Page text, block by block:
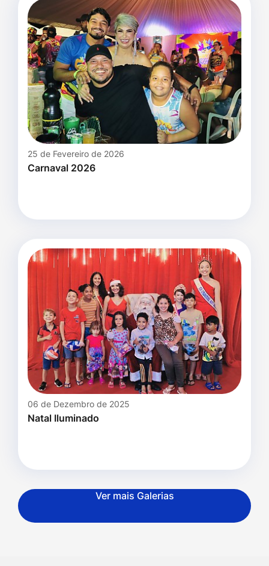
25 de Fevereiro de 2026
Carnaval 2026
06 de Dezembro de 2025
Natal Iluminado
Ver mais Galerias